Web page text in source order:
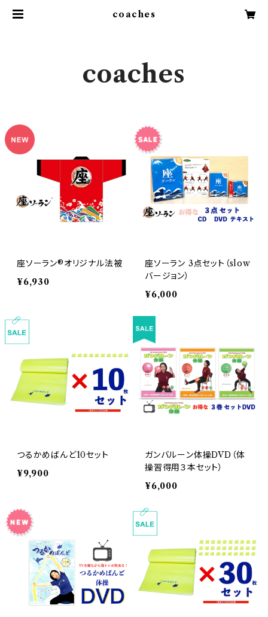
coaches
coaches
座ソーラン®︎オリジナル法被
¥6,930
座ソーラン 3点セット（slow
バージョン）
¥6,000
つるかめばんど10セット
¥9,900
ガンバルーン体操DVD（体
操習得用３本セット）
¥6,000